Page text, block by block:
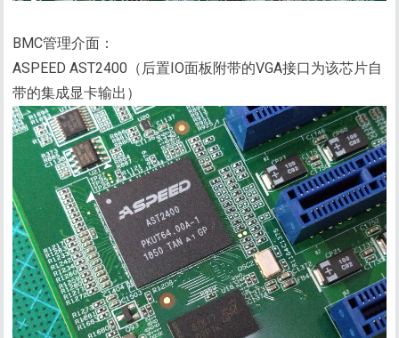
BMC管理介面：
ASPEED AST2400（后置IO面板附带的VGA接口为该芯片自
带的集成显卡输出）